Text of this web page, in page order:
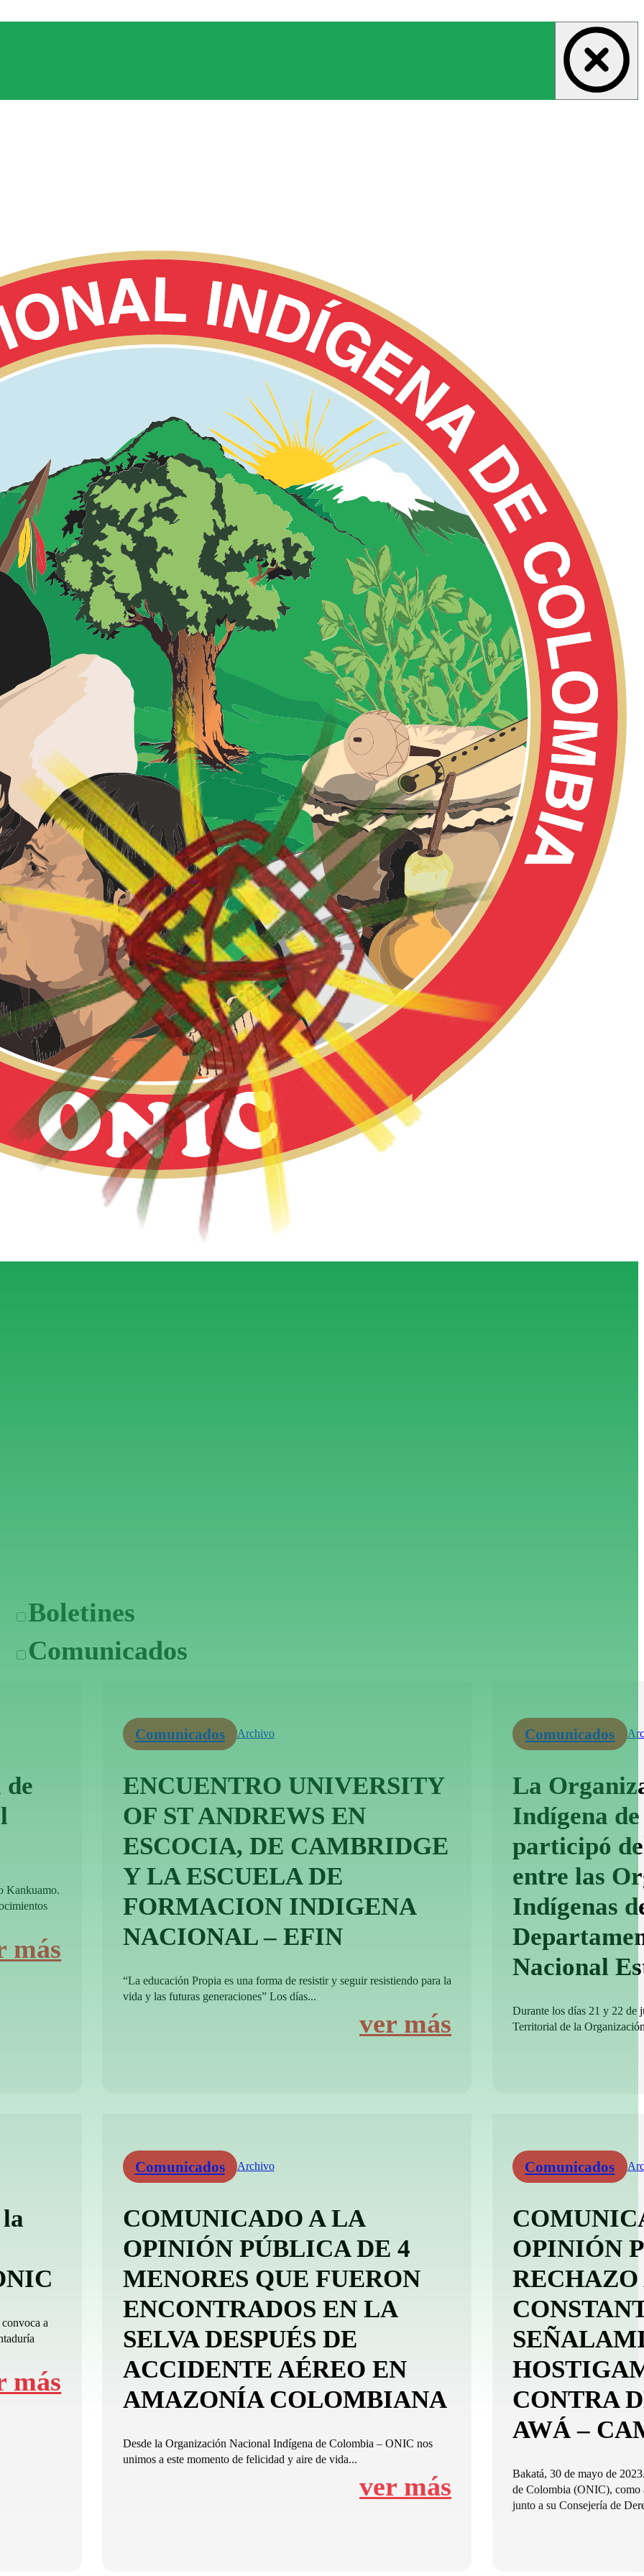
Boletines
Comunicados
Kankuamo.
más
Comunicados Archivo
ENCUENTRO UNIVERSITY
OF ST ANDREWS EN
ESCOCIA, DE CAMBRIDGE
Y LA ESCUELA DE
FORMACION INDIGENA
NACIONAL – EFIN
“La educación Propia es una forma de resistir y seguir resistiendo para la
vida y las futuras generaciones” Los días...
ver más
Comunicados
La
Indígena
participó
entre las
Indígenas
Nacional
Durante los días 21 y 22 de
Territorial de la
a
más
Comunicados Archivo
COMUNICADO A LA
OPINIÓN PÚBLICA DE 4
MENORES QUE FUERON
ENCONTRADOS EN LA
SELVA DESPUÉS DE
ACCIDENTE AÉREO EN
AMAZONÍA COLOMBIANA
Desde la Organización Nacional Indígena de Colombia – ONIC nos
unimos a este momento de felicidad y aire de vida...
ver más
Comunicados
OPINIÓN
RECHAZO
CONTRA
AWÁ –
Bakatá, 30 de mayo de
de Colombia (ONIC), como
junto a su Consejería de